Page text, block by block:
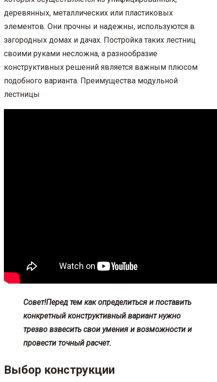
деревянных, металлических или пластиковых
элементов. Они прочны и надежны, используются в
загородных домах и дачах. Постройка таких лестниц
своими руками несложна, а разнообразие
конструктивных решений является важным плюсом
подобного варианта. Преимущества модульной
лестницы
Совет!Перед тем как определиться и поставить
конкретный конструктивный вариант нужно
трезво взвесить свои умения и возможности и
провести точный расчет.
Выбор конструкции